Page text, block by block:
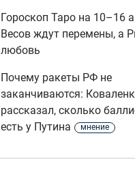
Гороскоп Таро на 10–16
Весов ждут перемены, а
любовь
Почему ракеты РФ не
заканчиваются:
рассказал, сколько
есть у Путина
мнение